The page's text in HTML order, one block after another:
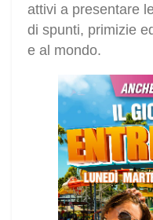
attivi a presentare
di spunti, primizie
e al mondo.